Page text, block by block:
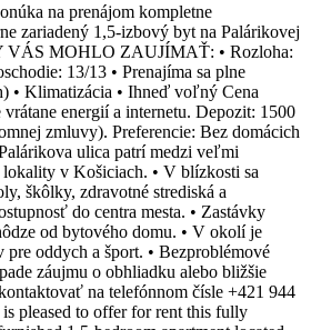
na prenájom kompletne
zariadený 1,5-izbový byt na Palárikovej
VÁS MOHLO ZAUJÍMAŤ: • Rozloha:
13/13 • Prenajíma sa plne
• Klimatizácia • Ihneď voľný Cena
vrátane energií a internetu. Depozit: 1500
zmluvy). Preferencie: Bez domácich
ulica patrí medzi veľmi
v Košiciach. • V blízkosti sa
škôlky, zdravotné strediská a
do centra mesta. • Zastávky
od bytového domu. • V okolí je
pre oddych a šport. • Bezproblémové
záujmu o obhliadku alebo bližšie
na telefónnom čísle +421 944
pleased to offer for rent this fully